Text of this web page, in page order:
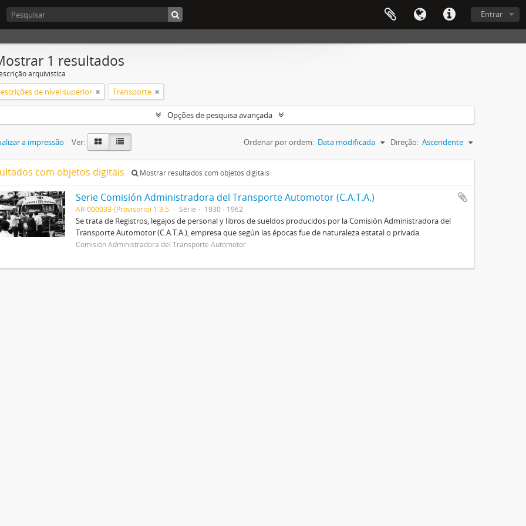
Entrar
1 resultados
arquivística
de nível superior Transporte
Opções de pesquisa avançada
a impressão Ver: Ordenar por ordem: Data modificada Direção: Ascendente
com objetos digitais Mostrar resultados com objetos digitais
Serie Comisión Administradora del Transporte Automotor (C.A.T.A.)
AR-000033-(Provisorio) 1.3.5. Série 1930 - 1962
Se trata de Registros, legajos de personal y libros de sueldos producidos por la Comisión Administradora del
Transporte Automotor (C.A.T.A.), empresa que según las épocas fue de naturaleza estatal o privada.
Comisión Administradora del Transporte Automotor